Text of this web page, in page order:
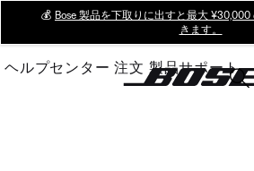
Main
💰 Bose 製品を下取りに出すと最大
きます。
ヘルプセンター 注文 製品サポート